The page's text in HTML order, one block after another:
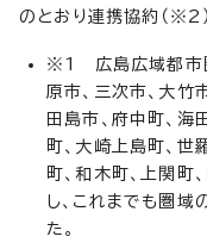
のとおり連携協約（※2
※1 広島広域都市圏
原市、三次市、大竹
田島市、府中町、海
町、大崎上島町、世
町、和木町、上関
し、これまでも圏
た。